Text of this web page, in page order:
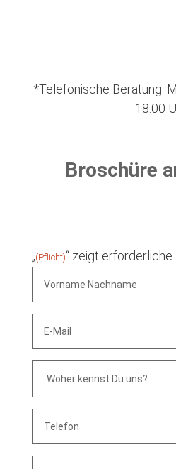
*Telefonische Beratung:
- 18.00
Broschüre
„(Pflicht)“ zeigt erforderliche
Vorname
Nachname
E-
Mail
Woher
kennst
uns?
(Pflicht)
Telefon
(Pflicht)
Nachricht